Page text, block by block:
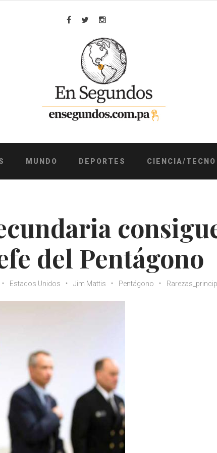
Facebook
TwitterInstagram
MUNDO DEPORTES CIENCIA/TECNO
del Pentágono
Estados Unidos Jim Mattis Pentágono